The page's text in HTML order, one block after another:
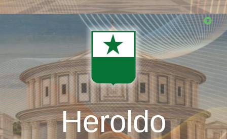
Skip
Heroldo